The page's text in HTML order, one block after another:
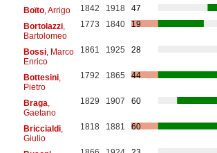
Boïto, Arrigo 1842 1918
47
Bortolazzi,
Bartolomeo
1773 1840 19
Bossi, Marco
Enrico
1861 1925 28
Bottesini,
Pietro
1792 1865 44
Braga
Gaetano
1829 1907 60
Briccialdi,
Giulio
1818 1881 60